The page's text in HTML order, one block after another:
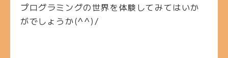
プログラミングの世界を体験してみてはいか
がでしょうか(^^)/